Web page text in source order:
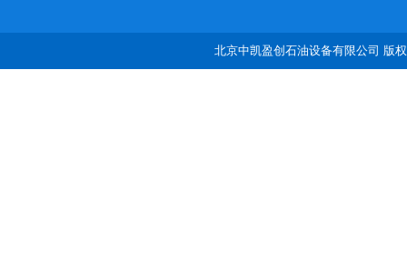
北京中凯盈创石油设备有限公司 版